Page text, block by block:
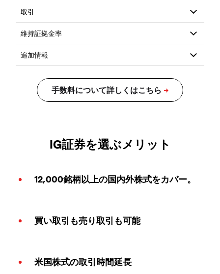
IG証券を選ぶメリット
12,000銘柄以上の国内外株式をカバー。
買い取引も売り取引も可能
米国株式の取引時間延長